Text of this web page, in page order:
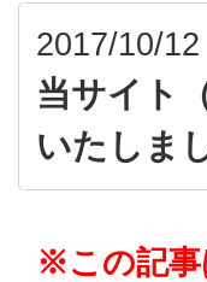
2017/10/12
当サイト
いたしま
※この記事